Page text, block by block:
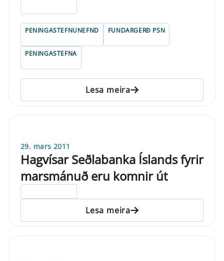
PENINGASTEFNUNEFND FUNDARGERÐ PSN
PENINGASTEFNA
Lesa meira
29. mars 2011
Hagvísar Seðlabanka Íslands fyrir
marsmánuð eru komnir út
Lesa meira